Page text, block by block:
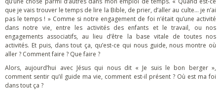
que je vais trouver le temps de lire la Bible, de prier, d’aller au culte… je n’ai
pas le temps ! » Comme si notre engagement de foi n’était qu’une activité
dans notre vie, entre les activités des enfants et le travail, ou nos
engagements associatifs, au lieu d’être la base vitale de toutes nos
activités. Et puis, dans tout ça, qu’est-ce qui nous guide, nous montre où
aller ? Comment faire ? Que faire ?
Alors, aujourd’hui avec Jésus qui nous dit « Je suis le bon berger »,
comment sentir qu’il guide ma vie, comment est-il présent ? Où est ma foi
dans tout ça ?